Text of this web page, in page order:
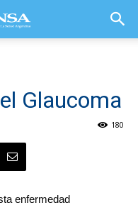
Glaucoma
180
enfermedad